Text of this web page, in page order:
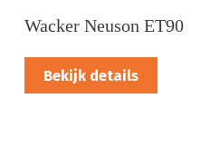
Wacker Neuson ET90
Bekijk details